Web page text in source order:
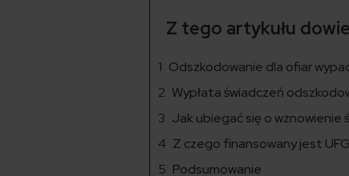
Z tego artykułu
Odszkodowanie dla ofiar
Wypłata świadczeń
Jak ubiegać się o wznowienie
Z czego finansowany jest
Podsumowanie